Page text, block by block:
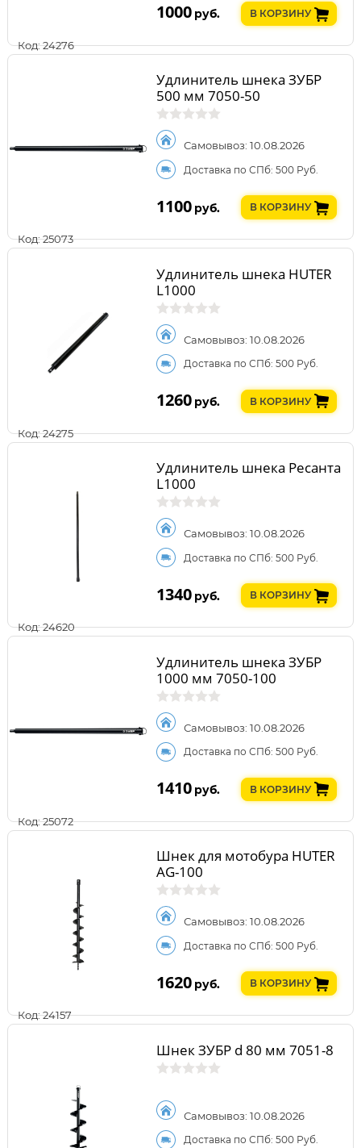
Код: 24276
1000 руб. В КОРЗИНУ
Код: 25073
Удлинитель шнека ЗУБР
500 мм 7050-50
Самовывоз: 10.08.2026
Доставка по СПб: 500 Руб.
1100 руб. В КОРЗИНУ
Код: 24275
Удлинитель шнека HUTER
L1000
Самовывоз: 10.08.2026
Доставка по СПб: 500 Руб.
1260 руб. В КОРЗИНУ
Код: 24620
Удлинитель шнека Ресанта
L1000
Самовывоз: 10.08.2026
Доставка по СПб: 500 Руб.
1340 руб. В КОРЗИНУ
Код: 25072
Удлинитель шнека ЗУБР
1000 мм 7050-100
Самовывоз: 10.08.2026
Доставка по СПб: 500 Руб.
1410 руб. В КОРЗИНУ
Код: 24157
Шнек для мотобура HUTER
AG-100
Самовывоз: 10.08.2026
Доставка по СПб: 500 Руб.
1620 руб. В КОРЗИНУ
Шнек ЗУБР d 80 мм 7051-8
Самовывоз: 10.08.2026
Доставка по СПб: 500 Руб.